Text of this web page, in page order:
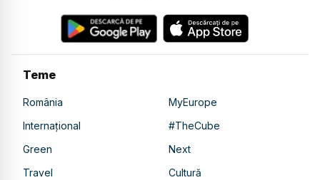
Teme
România
MyEurope
Internațional
#TheCube
Green
Next
Travel
Cultură